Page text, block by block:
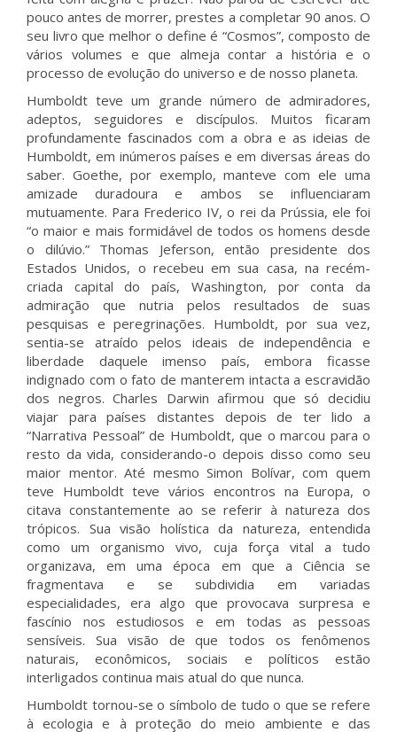
pouco antes de morrer, prestes a completar 90 anos. O
seu livro que melhor o define é “Cosmos”, composto de
vários volumes e que almeja contar a história e o
processo de evolução do universo e de nosso planeta.
Humboldt teve um grande número de admiradores,
adeptos, seguidores e discípulos. Muitos ficaram
profundamente fascinados com a obra e as ideias de
Humboldt, em inúmeros países e em diversas áreas do
saber. Goethe, por exemplo, manteve com ele uma
amizade duradoura e ambos se influenciaram
mutuamente. Para Frederico IV, o rei da Prússia, ele foi
“o maior e mais formidável de todos os homens desde
o dilúvio.” Thomas Jeferson, então presidente dos
Estados Unidos, o recebeu em sua casa, na recém-
criada capital do país, Washington, por conta da
admiração que nutria pelos resultados de suas
pesquisas e peregrinações. Humboldt, por sua vez,
sentia-se atraído pelos ideais de independência e
liberdade daquele imenso país, embora ficasse
indignado com o fato de manterem intacta a escravidão
dos negros. Charles Darwin afirmou que só decidiu
viajar para países distantes depois de ter lido a
“Narrativa Pessoal” de Humboldt, que o marcou para o
resto da vida, considerando-o depois disso como seu
maior mentor. Até mesmo Simon Bolívar, com quem
teve Humboldt teve vários encontros na Europa, o
citava constantemente ao se referir à natureza dos
trópicos. Sua visão holística da natureza, entendida
como um organismo vivo, cuja força vital a tudo
organizava, em uma época em que a Ciência se
fragmentava e se subdividia em variadas
especialidades, era algo que provocava surpresa e
fascínio nos estudiosos e em todas as pessoas
sensíveis. Sua visão de que todos os fenômenos
naturais, econômicos, sociais e políticos estão
interligados continua mais atual do que nunca.
Humboldt tornou-se o símbolo de tudo o que se refere
à ecologia e à proteção do meio ambiente e das